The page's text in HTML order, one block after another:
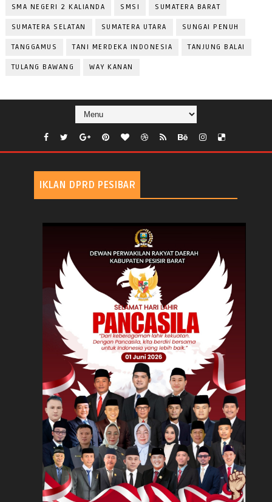
SMA NEGERI 2 KALIANDA SMSI SUMATERA BARAT
SUMATERA SELATAN SUMATERA UTARA SUNGAI PENUH
TANGGAMUS TANI MERDEKA INDONESIA TANJUNG BALAI
TULANG BAWANG WAY KANAN
IKLAN DPRD PESIBAR